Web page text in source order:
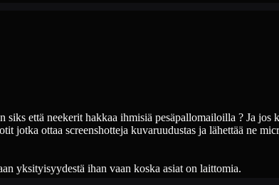
että neekerit hakkaa ihmisiä pesäpallomailoilla ? Ja jos
jotka ottaa screenshotteja kuvaruudustas ja lähettää ne
yksityisyydestä ihan vaan koska asiat on laittomia.